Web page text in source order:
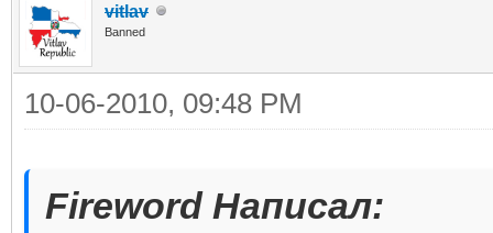
vitlav
Banned
10-06-2010, 09:48 PM
Fireword Написал: